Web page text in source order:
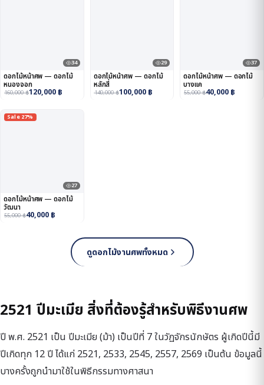
34
ดอกไม้หน้าศพ — ดอกไม้
หนองจอก
160,000฿120,000 ฿
29
ดอกไม้หน้าศพ — ดอกไม้
หลักสี่
140,000฿100,000 ฿
37
ดอกไม้หน้าศพ — ดอกไม้
บางแค
55,000฿40,000 ฿
Sale 27%
27
ดอกไม้หน้าศพ — ดอกไม้
วัฒนา
55,000฿40,000 ฿
ดูดอกไม้งานศพทั้งหมด
2521 ปีมะเมีย สิ่งที่ต้องรู้สำหรับพิธีงานศพ
ปี พ.ศ. 2521 เป็น ปีมะเมีย (ม้า) เป็นปีที่ 7 ในวัฏจักรนักษัตร ผู้เกิดปีนี้มี
ปีเกิดทุก 12 ปี ได้แก่ 2521, 2533, 2545, 2557, 2569 เป็นต้น ข้อมูลนี้
บางครั้งถูกนำมาใช้ในพิธีกรรมทางศาสนา